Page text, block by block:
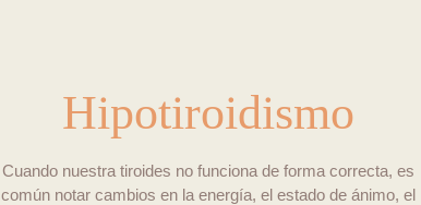
Hipotiroidismo
Cuando nuestra tiroides no funciona de forma correcta, es
común notar cambios en la energía, el estado de ánimo, el